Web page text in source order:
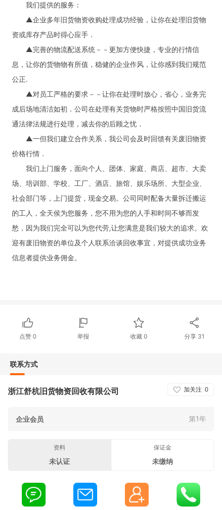
我们提供的服务：
▲企业多年旧货物资收购处理成功经验，让你在处理旧货物
资或库存产品时得心应手．
▲完善的物流配送系统－－更加方便快捷，专业的行情信
息，让你的货物物有所值，稳健的企业作风，让你感到我们规范
公正.
▲对员工严格的要求－－让你在处理时放心，省心，业务完
成后场地清洁如初．公司在处理有关货物时严格按照中国旧货流
通法律法规进行处理，减去你的后顾之忧．
▲一但我们建立合作关系，我公司会及时回馈有关废旧物资
价格行情．
我们上门服务，面向个人、团体、家庭、商店、超市、大卖
场、培训部、学校、工厂、酒店、旅馆、娱乐场所、大型企业、
社会部门等，上门提货，现金交易。公司同时配备大量拆迁搬运
的工人，全天侯为您服务，您不用为您的人手和时间不够而发
愁，因为我们完全可以为您代劳,让您满意是我们较大的追求。欢
迎有废旧物资的单位及个人联系洽谈回收事宜，对提供成功业务
信息者提供业务佣金。
点赞 0 举报 收藏 0 分享 31
联系方式
加关注 0
浙江舒杭旧货物资回收有限公司
企业会员 第1年
资料
未认证
保证金
未缴纳